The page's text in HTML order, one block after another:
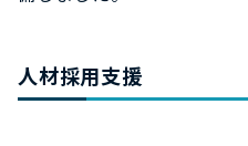
人材採用支援